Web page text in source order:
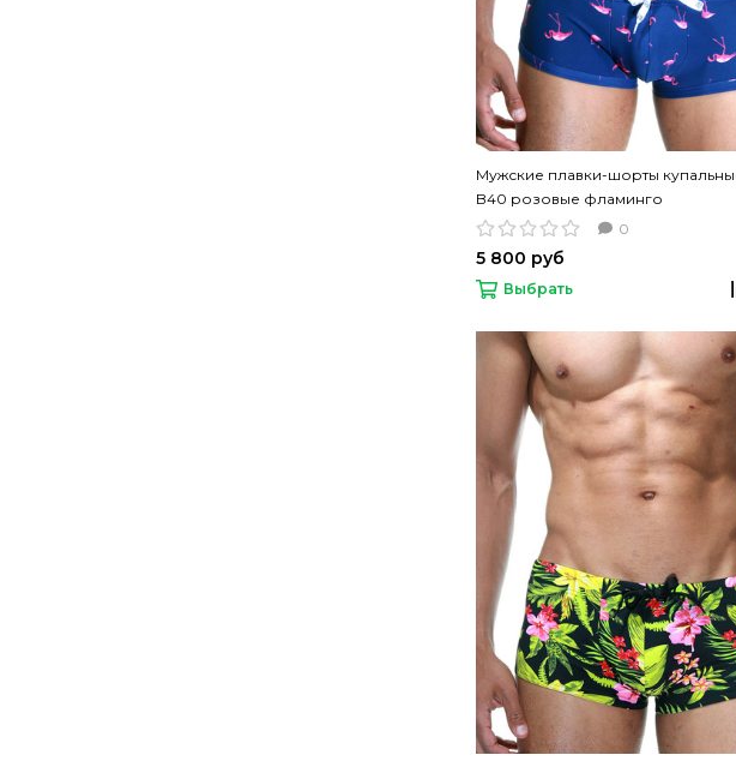
Мужские плавки-шорты
B40 розовые фламинго
0
5 800 руб
Выбрать